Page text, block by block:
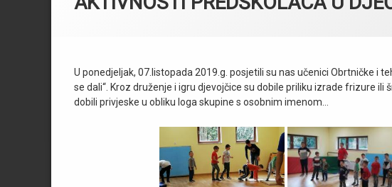
U ponedjeljak, 07.listopada 2019.g. posjetili su nas učenici Obrtničke i
se dali“. Kroz druženje i igru djevojčice su dobile priliku izrade frizure
dobili privjeske u obliku loga skupine s osobnim imenom…